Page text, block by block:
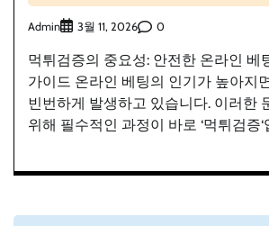
Admin 3월 11, 2026 0
먹튀검증의 중요성: 안전한 온라인 베
가이드 온라인 베팅의 인기가 높아지
빈번하게 발생하고 있습니다. 이러한
위해 필수적인 과정이 바로 ‘먹튀검증